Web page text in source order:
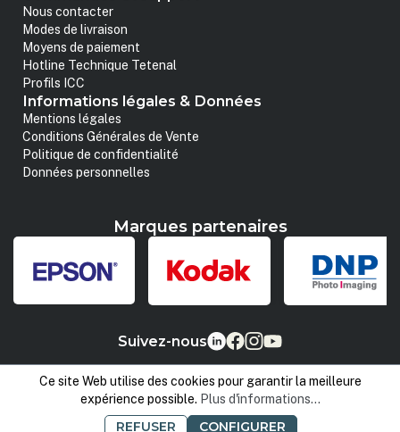
Nous contacter
Modes de livraison
Moyens de paiement
Hotline Technique Tetenal
Profils ICC
Informations légales & Données
Mentions légales
Conditions Générales de Vente
Politique de confidentialité
Données personnelles
Marques partenaires
Suivez-nous
Ce site Web utilise des cookies pour garantir la meilleure
expérience possible. Plus d'informations...
REFUSER CONFIGURER